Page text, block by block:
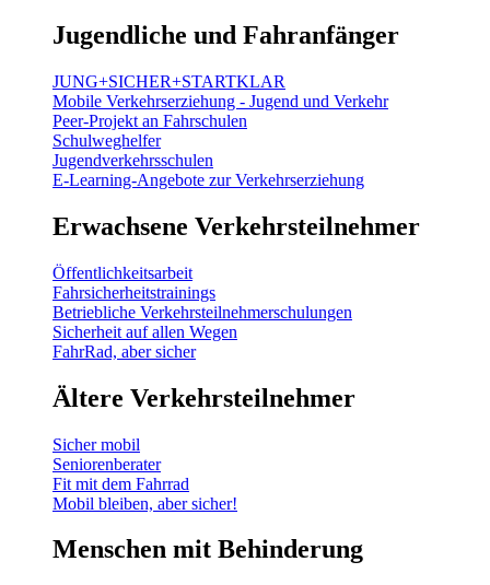
Jugendliche und Fahranfänger
JUNG+SICHER+STARTKLAR
Mobile Verkehrserziehung - Jugend und Verkehr
Peer-Projekt an Fahrschulen
Schulweghelfer
Jugendverkehrsschulen
E-Learning-Angebote zur Verkehrserziehung
Erwachsene Verkehrsteilnehmer
Öffentlichkeitsarbeit
Fahrsicherheitstrainings
Betriebliche Verkehrsteilnehmerschulungen
Sicherheit auf allen Wegen
FahrRad, aber sicher
Ältere Verkehrsteilnehmer
Sicher mobil
Seniorenberater
Fit mit dem Fahrrad
Mobil bleiben, aber sicher!
Menschen mit Behinderung